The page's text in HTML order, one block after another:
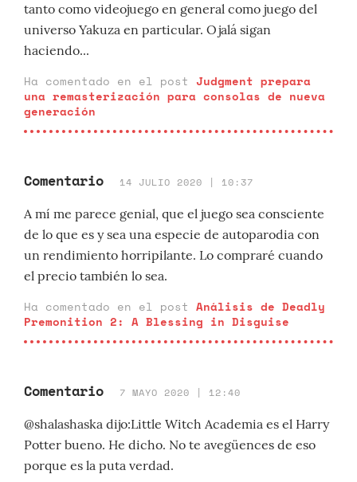
tanto como videojuego en general como juego del
universo Yakuza en particular. Ojalá sigan
haciendo...
Ha comentado en el post Judgment prepara
una remasterización para consolas de nueva
generación
Comentario 14 JULIO 2020 | 10:37
A mí me parece genial, que el juego sea consciente
de lo que es y sea una especie de autoparodia con
un rendimiento horripilante. Lo compraré cuando
el precio también lo sea.
Ha comentado en el post Análisis de Deadly
Premonition 2: A Blessing in Disguise
Comentario 7 MAYO 2020 | 12:40
@shalashaska dijo:Little Witch Academia es el Harry
Potter bueno. He dicho. No te avegüences de eso
porque es la puta verdad.